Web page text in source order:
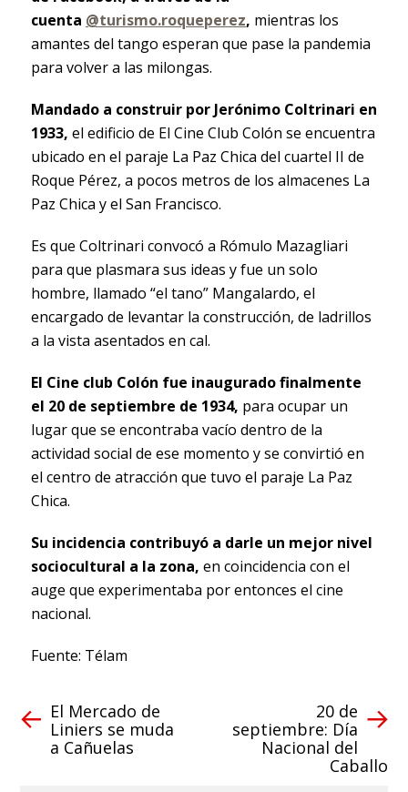
cuenta @turismo.roqueperez, mientras los
amantes del tango esperan que pase la pandemia
para volver a las milongas.
Mandado a construir por Jerónimo Coltrinari en
1933, el edificio de El Cine Club Colón se encuentra
ubicado en el paraje La Paz Chica del cuartel II de
Roque Pérez, a pocos metros de los almacenes La
Paz Chica y el San Francisco.
Es que Coltrinari convocó a Rómulo Mazagliari
para que plasmara sus ideas y fue un solo
hombre, llamado “el tano” Mangalardo, el
encargado de levantar la construcción, de ladrillos
a la vista asentados en cal.
El Cine club Colón fue inaugurado finalmente
el 20 de septiembre de 1934, para ocupar un
lugar que se encontraba vacío dentro de la
actividad social de ese momento y se convirtió en
el centro de atracción que tuvo el paraje La Paz
Chica.
Su incidencia contribuyó a darle un mejor nivel
sociocultural a la zona, en coincidencia con el
auge que experimentaba por entonces el cine
nacional.
Fuente: Télam
El Mercado de
Liniers se muda
a Cañuelas
20 de
septiembre: Día
Nacional del
Caballo